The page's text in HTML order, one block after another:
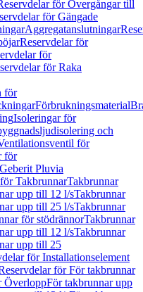
för Övergångar till
för Gängade
Aggregatanslutningar
Reservdelar för
för
för Raka
för
Förbrukningsmaterial
Isoleringar för
och
för
för
Geberit Pluvia
TakbrunnarTakbrunnar
upp till 12 l/sTakbrunnar
upp till 25 l/sTakbrunnar
för stödrännorTakbrunnar
upp till 12 l/sTakbrunnar
upp till 25
för Installationselement
för För takbrunnar
ÖverloppFör takbrunnar upp